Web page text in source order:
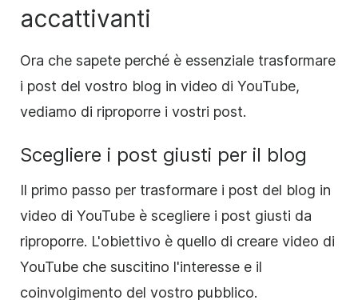
accattivanti
Ora che sapete perché è essenziale trasformare
i post del vostro blog in video di YouTube,
vediamo di riproporre i vostri post.
Scegliere i post giusti per il blog
Il primo passo per trasformare i post del blog in
video di YouTube è scegliere i post giusti da
riproporre. L'obiettivo è quello di creare video di
YouTube che suscitino l'interesse e il
coinvolgimento del vostro pubblico.